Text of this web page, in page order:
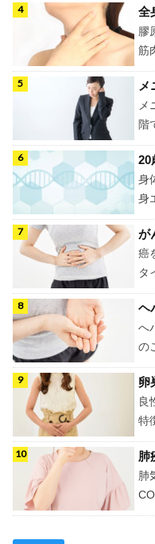
全
膠
筋
メ
メ
階
20
身
身
が
癌
タ
ヘ
へ
の
卵
良
特
肺
肺